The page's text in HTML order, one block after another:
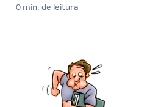
0 min. de leitura